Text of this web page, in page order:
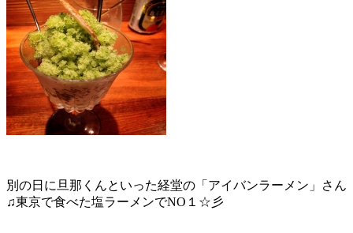
別の日に旦那くんといった経堂の「アイバンラーメン」さん
♫東京で食べた塩ラーメンでNO１☆彡